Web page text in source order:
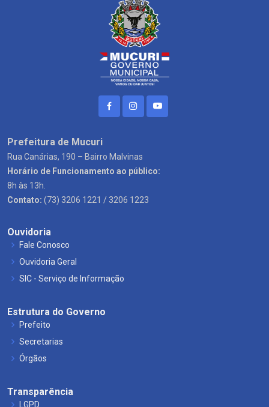
Prefeitura de Mucuri
Rua Canárias, 190 – Bairro Malvinas
Horário de Funcionamento ao público:
8h às 13h.
Contato: (73) 3206 1221 / 3206 1223
Ouvidoria
Fale Conosco
Ouvidoria Geral
SIC - Serviço de Informação
Estrutura do Governo
Prefeito
Secretarias
Órgãos
Transparência
LGPD